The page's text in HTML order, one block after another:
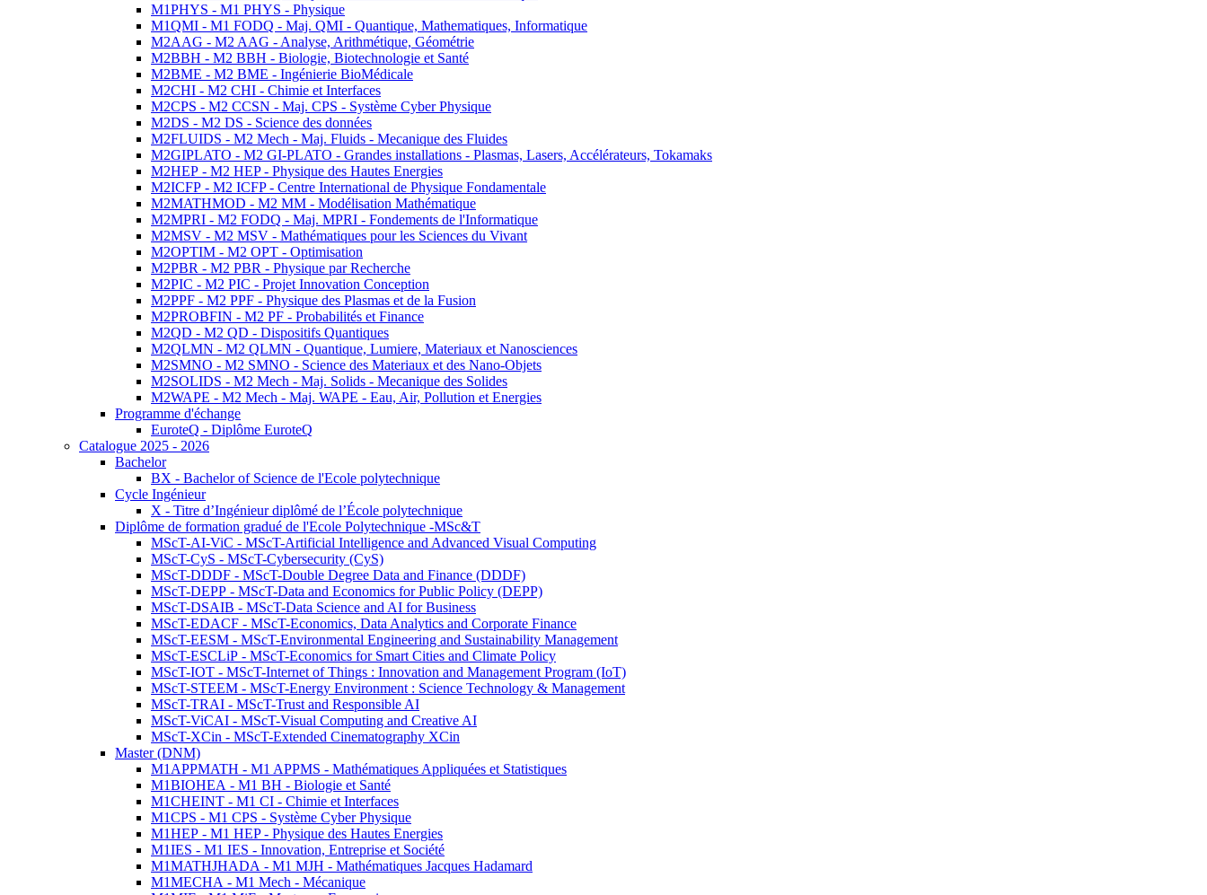
M1PHYS - M1 PHYS - Physique
M1QMI - M1 FODQ - Maj. QMI - Quantique, Mathematiques, Informatique
M2AAG - M2 AAG - Analyse, Arithmétique, Géométrie
M2BBH - M2 BBH - Biologie, Biotechnologie et Santé
M2BME - M2 BME - Ingénierie BioMédicale
M2CHI - M2 CHI - Chimie et Interfaces
M2CPS - M2 CCSN - Maj. CPS - Système Cyber Physique
M2DS - M2 DS - Science des données
M2FLUIDS - M2 Mech - Maj. Fluids - Mecanique des Fluides
M2GIPLATO - M2 GI-PLATO - Grandes installations - Plasmas, Lasers, Accélérateurs, Tokamaks
M2HEP - M2 HEP - Physique des Hautes Energies
M2ICFP - M2 ICFP - Centre International de Physique Fondamentale
M2MATHMOD - M2 MM - Modélisation Mathématique
M2MPRI - M2 FODQ - Maj. MPRI - Fondements de l'Informatique
M2MSV - M2 MSV - Mathématiques pour les Sciences du Vivant
M2OPTIM - M2 OPT - Optimisation
M2PBR - M2 PBR - Physique par Recherche
M2PIC - M2 PIC - Projet Innovation Conception
M2PPF - M2 PPF - Physique des Plasmas et de la Fusion
M2PROBFIN - M2 PF - Probabilités et Finance
M2QD - M2 QD - Dispositifs Quantiques
M2QLMN - M2 QLMN - Quantique, Lumiere, Materiaux et Nanosciences
M2SMNO - M2 SMNO - Science des Materiaux et des Nano-Objets
M2SOLIDS - M2 Mech - Maj. Solids - Mecanique des Solides
M2WAPE - M2 Mech - Maj. WAPE - Eau, Air, Pollution et Energies
Programme d'échange
EuroteQ - Diplôme EuroteQ
Catalogue 2025 - 2026
Bachelor
BX - Bachelor of Science de l'Ecole polytechnique
Cycle Ingénieur
X - Titre d’Ingénieur diplômé de l’École polytechnique
Diplôme de formation gradué de l'Ecole Polytechnique -MSc&T
MScT-AI-ViC - MScT-Artificial Intelligence and Advanced Visual Computing
MScT-CyS - MScT-Cybersecurity (CyS)
MScT-DDDF - MScT-Double Degree Data and Finance (DDDF)
MScT-DEPP - MScT-Data and Economics for Public Policy (DEPP)
MScT-DSAIB - MScT-Data Science and AI for Business
MScT-EDACF - MScT-Economics, Data Analytics and Corporate Finance
MScT-EESM - MScT-Environmental Engineering and Sustainability Management
MScT-ESCLiP - MScT-Economics for Smart Cities and Climate Policy
MScT-IOT - MScT-Internet of Things : Innovation and Management Program (IoT)
MScT-STEEM - MScT-Energy Environment : Science Technology & Management
MScT-TRAI - MScT-Trust and Responsible AI
MScT-ViCAI - MScT-Visual Computing and Creative AI
MScT-XCin - MScT-Extended Cinematography XCin
Master (DNM)
M1APPMATH - M1 APPMS - Mathématiques Appliquées et Statistiques
M1BIOHEA - M1 BH - Biologie et Santé
M1CHEINT - M1 CI - Chimie et Interfaces
M1CPS - M1 CPS - Système Cyber Physique
M1HEP - M1 HEP - Physique des Hautes Energies
M1IES - M1 IES - Innovation, Entreprise et Société
M1MATHJHADA - M1 MJH - Mathématiques Jacques Hadamard
M1MECHA - M1 Mech - Mécanique